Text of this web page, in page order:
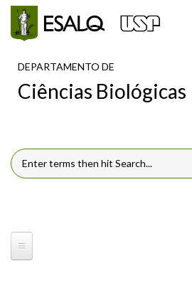
Pular para o conteúdo principal
DEPARTAMENTO DE
Ciências Biológicas
FORMULÁRIO DE